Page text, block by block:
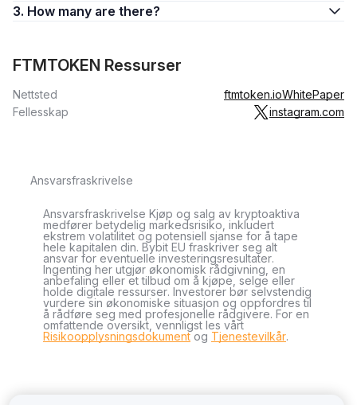
3. How many are there?
FTMTOKEN Ressurser
Nettsted ftmtoken.ioWhitePaper
Fellesskap
instagram.com
Ansvarsfraskrivelse
Ansvarsfraskrivelse Kjøp og salg av kryptoaktiva
medfører betydelig markedsrisiko, inkludert
ekstrem volatilitet og potensiell sjanse for å tape
hele kapitalen din. Bybit EU fraskriver seg alt
ansvar for eventuelle investeringsresultater.
Ingenting her utgjør økonomisk rådgivning, en
anbefaling eller et tilbud om å kjøpe, selge eller
holde digitale ressurser. Investorer bør selvstendig
vurdere sin økonomiske situasjon og oppfordres til
å rådføre seg med profesjonelle rådgivere. For en
omfattende oversikt, vennligst les vårt
Risikoopplysningsdokumentog Tjenestevilkår.